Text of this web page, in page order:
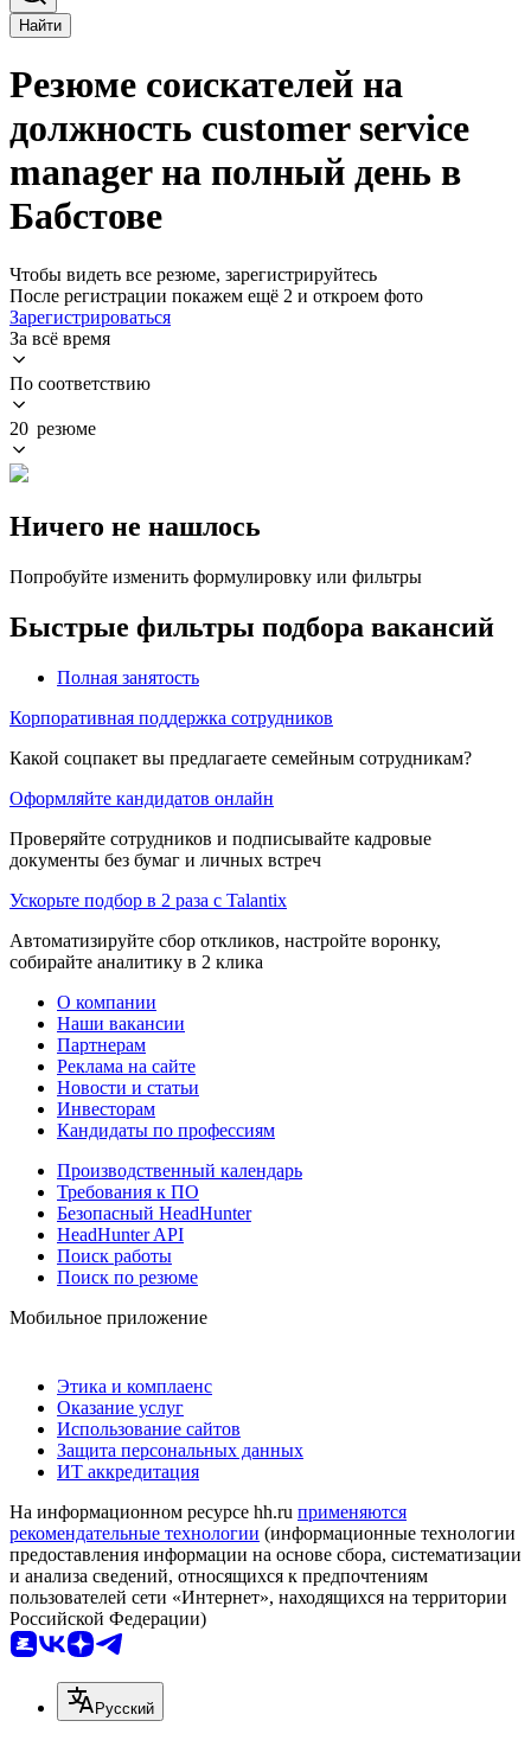
Найти
Резюме соискателей на
должность customer service
manager на полный день в
Бабстове
Чтобы видеть все резюме, зарегистрируйтесь
После регистрации покажем ещё 2 и откроем фото
Зарегистрироваться
За всё время
По соответствию
20 резюме
Ничего не нашлось
Попробуйте изменить формулировку или фильтры
Быстрые фильтры подбора вакансий
Полная занятость
Корпоративная поддержка сотрудников
Какой соцпакет вы предлагаете семейным сотрудникам?
Оформляйте кандидатов онлайн
Проверяйте сотрудников и подписывайте кадровые
документы без бумаг и личных встреч
Ускорьте подбор в 2 раза с Talantix
Автоматизируйте сбор откликов, настройте воронку,
собирайте аналитику в 2 клика
О компании
Наши вакансии
Партнерам
Реклама на сайте
Новости и статьи
Инвесторам
Кандидаты по профессиям
Производственный календарь
Требования к ПО
Безопасный HeadHunter
HeadHunter API
Поиск работы
Поиск по резюме
Мобильное приложение
Этика и комплаенс
Оказание услуг
Использование сайтов
Защита персональных данных
ИТ аккредитация
На информационном ресурсе hh.ru применяются
рекомендательные технологии (информационные технологии
предоставления информации на основе сбора, систематизации
и анализа сведений, относящихся к предпочтениям
пользователей сети «Интернет», находящихся на территории
Российской Федерации)
Русский